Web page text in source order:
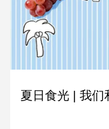
夏日食光 | 我们